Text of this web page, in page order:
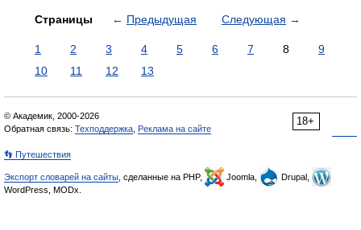
Страницы ← Предыдущая Следующая →
1 2 3 4 5 6 7 8
9
10
11 12 13
18+
© Академик, 2000-2026
Обратная связь: Техподдержка Реклама на сайте
👣 Путешествия
Экспорт словарей на сайты , сделанные на PHP, Joomla,
Drupal,
WordPress, MODx.